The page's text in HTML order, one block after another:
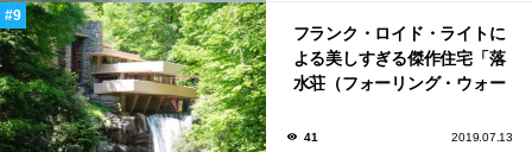
フランク・ロイド・ライトに
よる美しすぎる傑作住宅「落
水荘（フォーリング・ウォー
41 2019.07.13